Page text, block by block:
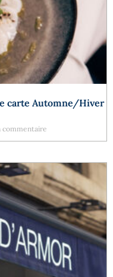
carte Automne/Hiver
commentaire